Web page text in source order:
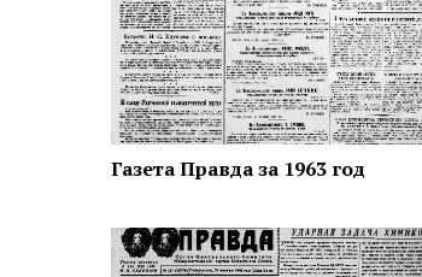
Газета Правда за 1963 год